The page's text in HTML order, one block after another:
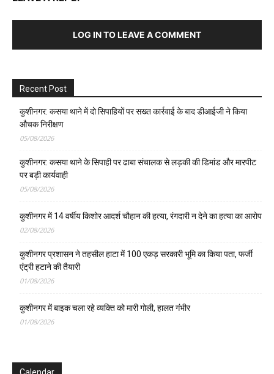
LOG IN TO LEAVE A COMMENT
Recent Post
कुशीनगर: कसया थाने में दो सिपाहियों पर सख्त कार्रवाई के बाद डीआईजी ने किया
औचक निरीक्षण
05/08/2026
कुशीनगर: कसया थाने के सिपाही पर ढाबा संचालक से लड़की की डिमांड और मारपीट
पर बड़ी कार्यवाही
05/08/2026
कुशीनगर में 14 वर्षीय किशोर आदर्श चौहान की हत्या, रंगदारी न देने का हत्या का आरोप
02/08/2026
कुशीनगर प्रशासन ने तहसील हाटा में 100 एकड़ सरकारी भूमि का किया पता, फर्जी
एंट्री हटाने की तैयारी
01/08/2026
कुशीनगर में बाइक चला रहे व्यक्ति को मारी गोली, हालत गंभीर
01/08/2026